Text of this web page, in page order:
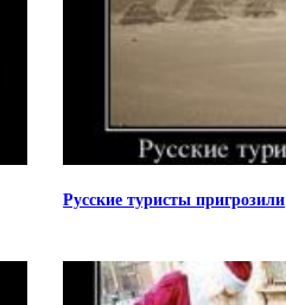
Русские туристы пригрозили